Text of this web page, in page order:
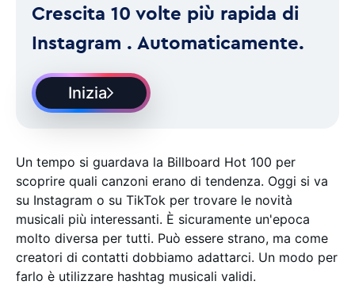
Crescita 10 volte più rapida di
Instagram . Automaticamente.
Inizia
Un tempo si guardava la Billboard Hot 100 per
scoprire quali canzoni erano di tendenza. Oggi si va
su Instagram o su TikTok per trovare le novità
musicali più interessanti. È sicuramente un'epoca
molto diversa per tutti. Può essere strano, ma come
creatori di contatti dobbiamo adattarci. Un modo per
farlo è utilizzare hashtag musicali validi.